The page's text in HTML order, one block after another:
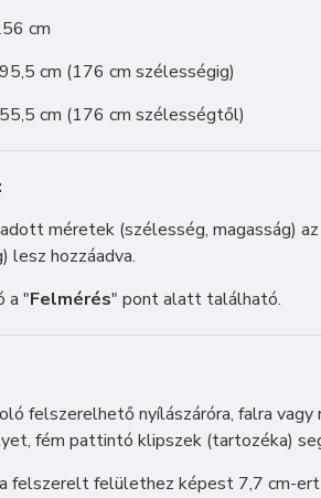
cm
cm (176 cm szélességig)
cm (176 cm szélességtől)
méretek (szélesség, magasság)
lesz hozzáadva.
a "Felmérés" pont alatt található.
felszerelhető nyílászáróra, falra
fém pattintó klipszek (tartozéka)
felszerelt felülethez képest 7,7 cm-